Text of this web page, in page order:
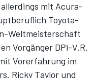
mit Acura-
Toyota-
Weltmeisterschaft
Vorgänger DPi-V.R.
Vorerfahrung im
Ricky Taylor und